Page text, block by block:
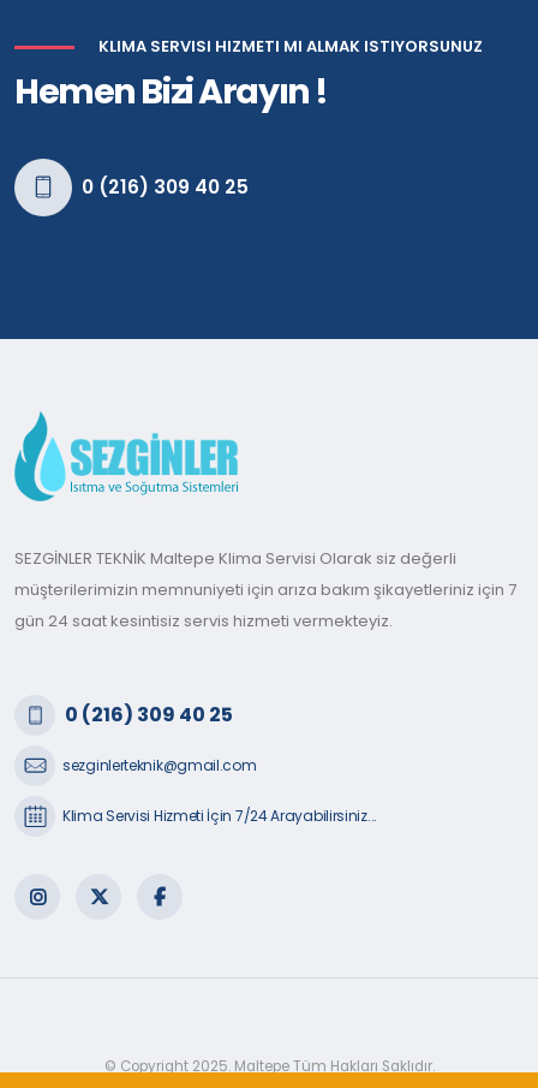
KLIMA SERVISI HIZMETI MI ALMAK ISTIYORSUNUZ
Hemen Bizi Arayın !
0 (216) 309 40 25
SEZGİNLER TEKNİK Maltepe Klima Servisi Olarak siz değerli
müşterilerimizin memnuniyeti için arıza bakım şikayetleriniz için 7
gün 24 saat kesintisiz servis hizmeti vermekteyiz.
0 (216) 309 40 25
sezginlerteknik@gmail.com
Klima Servisi Hizmeti İçin 7/24 Arayabilirsiniz...
© Copyright 2025. Maltepe Tüm Hakları Saklıdır.